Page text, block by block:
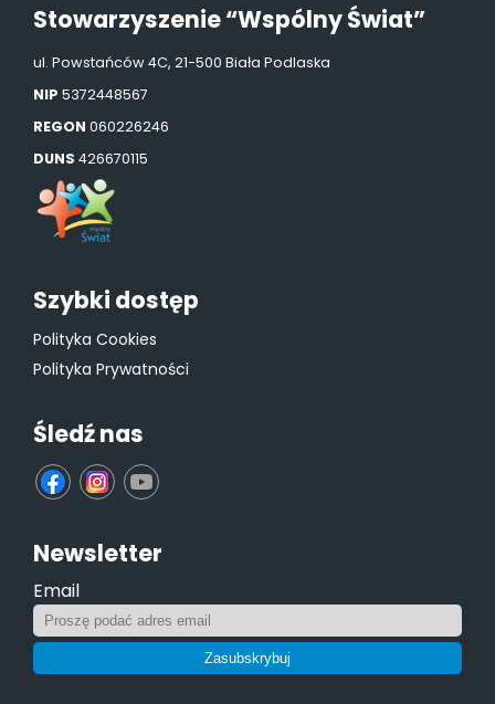
Stowarzyszenie “Wspólny Świat”
ul. Powstańców 4C, 21-500 Biała Podlaska
NIP 5372448567
REGON 060226246
DUNS 426670115
Szybki dostęp
Polityka Cookies
Polityka Prywatności
Śledź nas
fb ins yt
Newsletter
Email
Zasubskrybuj